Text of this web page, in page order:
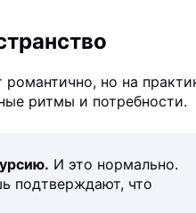
но на
ритмы и потребности.
И это нормально.
подтверждают, что